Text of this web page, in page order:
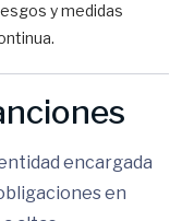
y medidas
encargada
en